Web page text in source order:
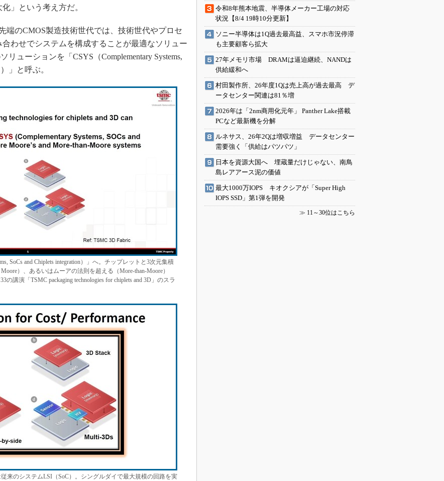
ト「未来展望」
論
」という考え方だ。
端のCMOS製造技術世代では、技術世代やプロセ
わせでシステムを構成することが最適なソリュー
ューションを「CSYS（Complementary Systems,
」と呼ぶ。
SoCs and Chiplets integration）」へ。チップレットと3次元集積
）、あるいはムーアの法則を超える（More-than-Moore）
の講演「TSMC packaging technologies for chiplets and 3D」のスラ
来のシステムLSI（SoC）。シングルダイで最大規模の回路を実
令和8年熊本地震、半導体メーカー工場の対応
状況【8/4 19時10分更新】
ソニー半導体は1Q過去最高益、スマホ市況停滞
も主要顧客ら拡大
27年メモリ市場 DRAMは逼迫継続、NANDは
供給緩和へ
村田製作所、26年度1Qは売上高が過去最高 デ
ータセンター関連は81％増
2026年は「2nm商用化元年」 Panther Lake搭載
PCなど最新機を分解
ルネサス、26年2Qは増収増益 データセンター
需要強く「供給はパツパツ」
日本を資源大国へ 埋蔵量だけじゃない、南鳥
島レアアース泥の価値
最大1000万IOPS キオクシアが「Super High
IOPS SSD」第1弾を開発
≫ 11～30位はこちら